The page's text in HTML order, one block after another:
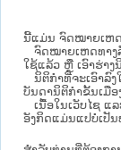
ນີ້ແມ່ນ ຈົດໝາຍເຫດ
ຈົດໝາຍເຫດທາງລັ
ໃຊ້ແລ້ວ ຫຼື ເອົາຮ່າ
ນິ​ຕິ​ກຳ​ທີ່​ຈະ​ເອົາ​ລົ
ບັນ​ດານິ​ຕິ​ກຳ​ຂັ້ນ​ເມືອ
ເນື້ອໃນ​ເວັບ​ໄຊ​ ແ
ອັງກິດແມ່ນແປບໍ່ເປັນ